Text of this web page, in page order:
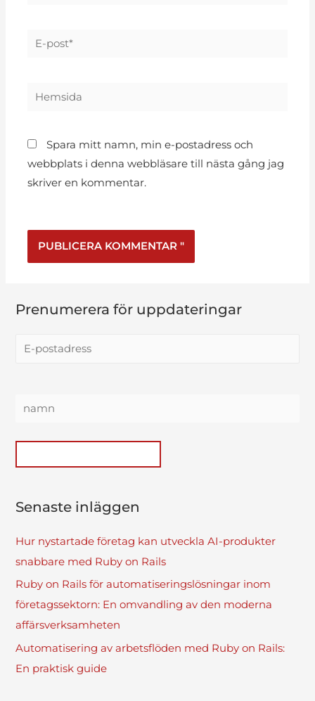
Spara mitt namn, min e-postadress och
webbplats i denna webbläsare till nästa gång jag
skriver en kommentar.
Prenumerera för uppdateringar
Senaste inläggen
Hur nystartade företag kan utveckla AI-produkter
snabbare med Ruby on Rails
Ruby on Rails för automatiseringslösningar inom
företagssektorn: En omvandling av den moderna
affärsverksamheten
Automatisering av arbetsflöden med Ruby on Rails:
En praktisk guide